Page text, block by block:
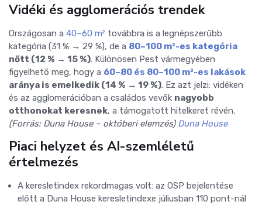
Vidéki és agglomerációs trendek
Országosan a 40–60 m² továbbra is a legnépszerűbb
kategória (31 % → 29 %), de a 80–100 m²-es kategória
nőtt (12 % → 15 %). Különösen Pest vármegyében
figyelhető meg, hogy a 60–80 és 80–100 m²-es lakások
aránya is emelkedik (14 % → 19 %). Ez azt jelzi: vidéken
és az agglomerációban a családos vevők nagyobb
otthonokat keresnek, a támogatott hitelkeret révén.
(Forrás: Duna House – októberi elemzés) Duna House
Piaci helyzet és AI-szemléletű
értelmezés
A keresletindex rekordmagas volt: az OSP bejelentése
előtt a Duna House keresletindexe júliusban 110 pont-nál